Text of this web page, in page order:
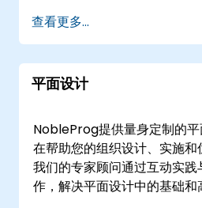
据您的运营需求定制，可以是
署。远程选项使用交互式的
理位置如何，都能实现无缝
务，我们的顾问可以直接在的
您的量子准备，并将尖端能
中。
查看更多...
平面设计
NobleProg提供量身定制的
在帮助您的组织设计、实施和
我们的专家顾问通过互动实
作，解决平面设计中的基础和